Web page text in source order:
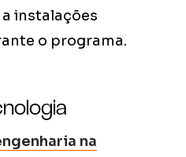
instalações
o programa.
na